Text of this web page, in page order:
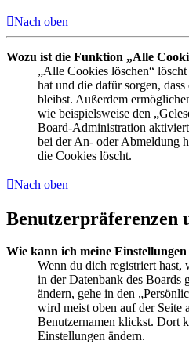
Nach oben
Wozu ist die Funktion „Alle
„Alle Cookies löschen“
hat und die dafür sorgen,
bleibst. Außerdem
wie beispielsweise den
Board-Administration
bei der An- oder Abmeldung
die Cookies löscht.
Nach oben
Benutzerpräferenzen
Wie kann ich meine
Wenn du dich registriert hast,
in der Datenbank des Boards
ändern, gehe in den
wird meist oben auf der Seite
Benutzernamen klickst. Dort
Einstellungen ändern.